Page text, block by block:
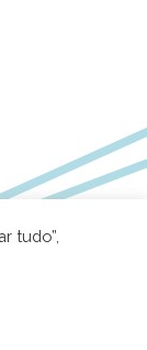
tudo”,